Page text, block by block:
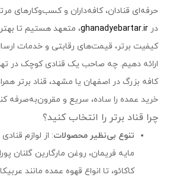
حرفه‌ای قنادان، کافه‌داران و کسب‌وکارهای
در ghanadyebartar.ir، متعهد هستیم تا
کیفیت برتر، قیمت‌های رقابتی و خدمات
ارائه دهیم. چه صاحب یک قنادی کوچک در
کافه بزرگ در اصفهان یا مشهد، قناد برتر
خرید عمده را ساده، سریع و مقرون‌به‌صرفه
چرا قناد برتر را انتخاب کنید؟
تنوع بی‌نظیر محصولات: از لوازم
مایه فریمان، روغن مارگارین گلنان
کاکائو، تا انواع قهوه عمده مانند